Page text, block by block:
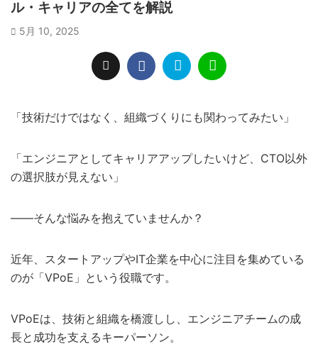
ル・キャリアの全てを解説
5月 10, 2025
「技術だけではなく、組織づくりにも関わってみたい」
「エンジニアとしてキャリアアップしたいけど、CTO以外
の選択肢が見えない」
——そんな悩みを抱えていませんか？
近年、スタートアップやIT企業を中心に注目を集めている
のが「VPoE」という役職です。
VPoEは、技術と組織を橋渡しし、エンジニアチームの成
長と成功を支えるキーパーソン。